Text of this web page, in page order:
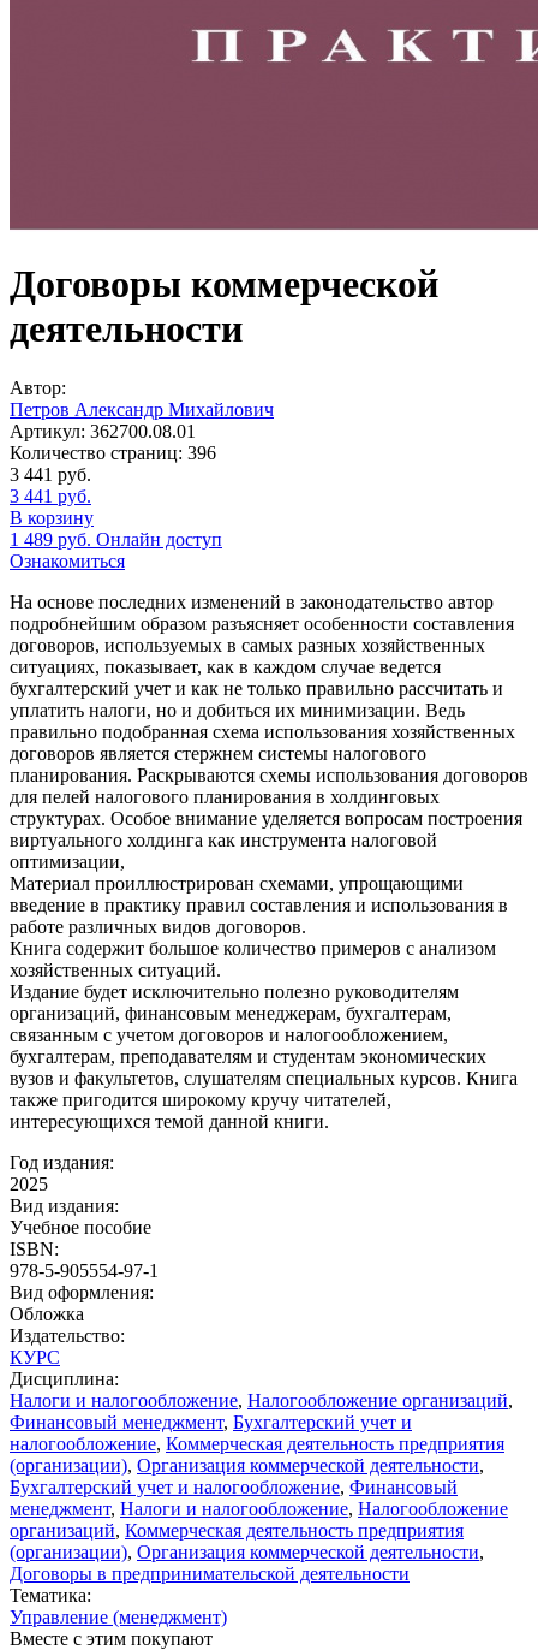
Договоры коммерческой
деятельности
Автор:
Петров Александр Михайлович
Артикул: 362700.08.01
Количество страниц: 396
3 441 руб.
3 441 руб.
В корзину
1 489 руб. Онлайн доступ
Ознакомиться
На основе последних изменений в законодательство автор
подробнейшим образом разъясняет особенности составления
договоров, используемых в самых разных хозяйственных
ситуациях, показывает, как в каждом случае ведется
бухгалтерский учет и как не только правильно рассчитать и
уплатить налоги, но и добиться их минимизации. Ведь
правильно подобранная схема использования хозяйственных
договоров является стержнем системы налогового
планирования. Раскрываются схемы использования договоров
для пелей налогового планирования в холдинговых
структурах. Особое внимание уделяется вопросам построения
виртуального холдинга как инструмента налоговой
оптимизации,
Материал проиллюстрирован схемами, упрощающими
введение в практику правил составления и использования в
работе различных видов договоров.
Книга содержит большое количество примеров с анализом
хозяйственных ситуаций.
Издание будет исключительно полезно руководителям
организаций, финансовым менеджерам, бухгалтерам,
связанным с учетом договоров и налогообложением,
бухгалтерам, преподавателям и студентам экономических
вузов и факультетов, слушателям специальных курсов. Книга
также пригодится широкому кручу читателей,
интересующихся темой данной книги.
Год издания:
2025
Вид издания:
Учебное пособие
ISBN:
978-5-905554-97-1
Вид оформления:
Обложка
Издательство:
КУРС
Дисциплина:
Налоги и налогообложение, Налогообложение организаций,
Финансовый менеджмент, Бухгалтерский учет и
налогообложение, Коммерческая деятельность предприятия
(организации), Организация коммерческой деятельности,
Бухгалтерский учет и налогообложение, Финансовый
менеджмент, Налоги и налогообложение, Налогообложение
организаций, Коммерческая деятельность предприятия
(организации), Организация коммерческой деятельности,
Договоры в предпринимательской деятельности
Тематика:
Управление (менеджмент)
Вместе с этим покупают